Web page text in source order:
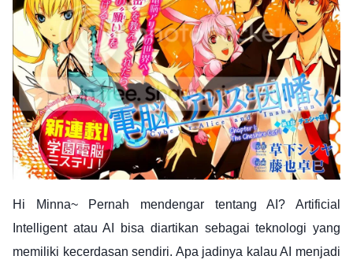
Hi Minna~ Pernah mendengar tentang AI? Artificial
Intelligent atau AI bisa diartikan sebagai teknologi yang
memiliki kecerdasan sendiri. Apa jadinya kalau AI menjadi